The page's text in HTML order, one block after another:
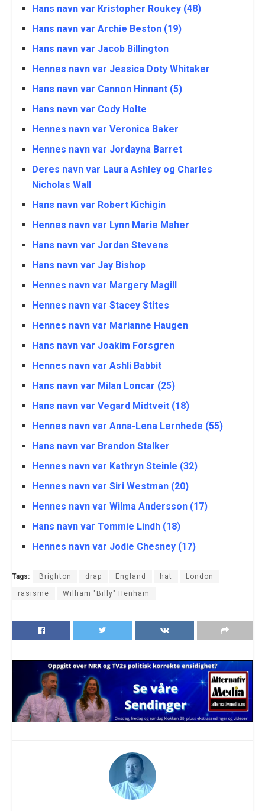
Hans navn var Kristopher Roukey (48)
Hans navn var Archie Beston (19)
Hans navn var Jacob Billington
Hennes navn var Jessica Doty Whitaker
Hans navn var Cannon Hinnant (5)
Hans navn var Cody Holte
Hennes navn var Veronica Baker
Hennes navn var Jordayna Barret
Deres navn var Laura Ashley og Charles
Nicholas Wall
Hans navn var Robert Kichigin
Hennes navn var Lynn Marie Maher
Hans navn var Jordan Stevens
Hans navn var Jay Bishop
Hennes navn var Margery Magill
Hennes navn var Stacey Stites
Hennes navn var Marianne Haugen
Hans navn var Joakim Forsgren
Hennes navn var Ashli Babbit
Hans navn var Milan Loncar (25)
Hans navn var Vegard Midtveit (18)
Hennes navn var Anna-Lena Lernhede (55)
Hans navn var Brandon Stalker
Hennes navn var Kathryn Steinle (32)
Hennes navn var Siri Westman (20)
Hennes navn var Wilma Andersson (17)
Hans navn var Tommie Lindh (18)
Hennes navn var Jodie Chesney (17)
Tags: Brighton drap England hat London
rasisme William "Billy" Henham